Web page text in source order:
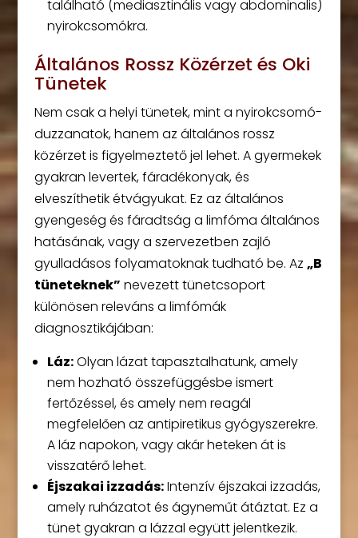
található (mediasztinális vagy abdominalis)
nyirokcsomókra.
Általános Rossz Közérzet és Oki
Tünetek
Nem csak a helyi tünetek, mint a nyirokcsomó-
duzzanatok, hanem az általános rossz
közérzet is figyelmeztető jel lehet. A gyermekek
gyakran levertek, fáradékonyak, és
elveszíthetik étvágyukat. Ez az általános
gyengeség és fáradtság a limfóma általános
hatásának, vagy a szervezetben zajló
gyulladásos folyamatoknak tudható be. Az „B
tüneteknek” nevezett tünetcsoport
különösen releváns a limfómák
diagnosztikájában:
Láz:Olyan lázat tapasztalhatunk, amely
nem hozható összefüggésbe ismert
fertőzéssel, és amely nem reagál
megfelelően az antipiretikus gyógyszerekre.
A láz napokon, vagy akár heteken át is
visszatérő lehet.
Éjszakai izzadás:Intenzív éjszakai izzadás,
amely ruházatot és ágyneműt átáztat. Ez a
tünet gyakran a lázzal együtt jelentkezik.